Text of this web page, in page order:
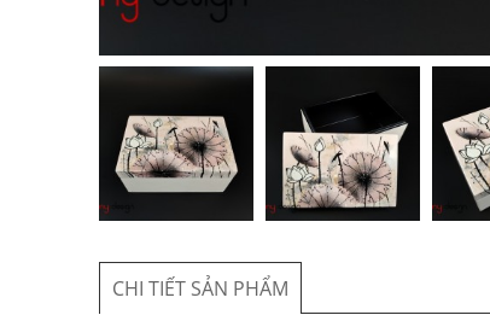
CHI TIẾT SẢN PHẨM